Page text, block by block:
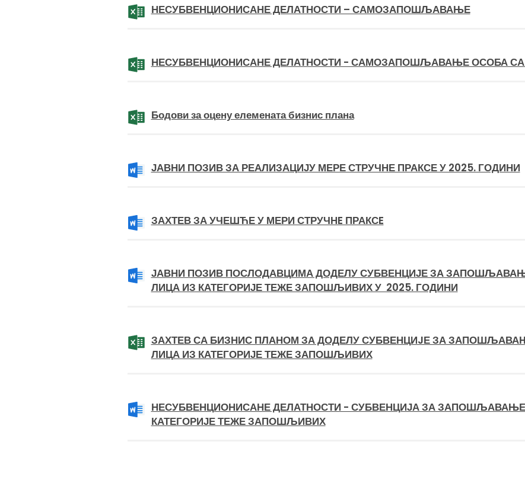
НЕСУБВЕНЦИОНИСАНЕ ДЕЛАТНОСТИ – САМОЗАПОШЉАВАЊЕ
НЕСУБВЕНЦИОНИСАНЕ ДЕЛАТНОСТИ - САМОЗАПОШЉАВАЊЕ ОСОБА
Бодови за оцену елемената бизнис плана
ЈАВНИ ПОЗИВ ЗА РЕАЛИЗАЦИЈУ МЕРЕ СТРУЧНЕ ПРАКСЕ У 2025. ГОДИНИ
ЗАХТЕВ ЗА УЧЕШЋЕ У МЕРИ СТРУЧНE ПРАКСE
ЈАВНИ ПОЗИВ ПОСЛОДАВЦИМА ДОДЕЛУ СУБВЕНЦИЈЕ ЗА
ЛИЦА ИЗ КАТЕГОРИЈЕ ТЕЖЕ ЗАПОШЉИВИХ У 2025. ГОДИНИ
ЗАХТЕВ СА БИЗНИС ПЛАНОМ ЗА ДОДЕЛУ СУБВЕНЦИJЕ ЗА
ЛИЦА ИЗ КАТЕГОРИЈЕ ТЕЖЕ ЗАПОШЉИВИХ
НЕСУБВЕНЦИОНИСАНЕ ДЕЛАТНОСТИ - СУБВЕНЦИЈА ЗА
КАТЕГОРИЈЕ ТЕЖЕ ЗАПОШЉИВИХ